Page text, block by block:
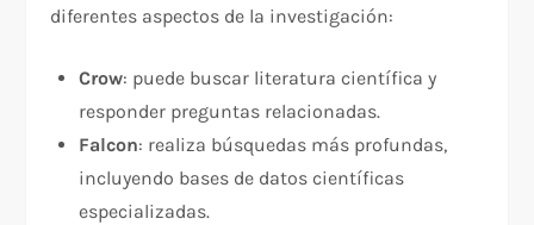
diferentes aspectos de la investigación:
Crow: puede buscar literatura científica y
responder preguntas relacionadas.
Falcon: realiza búsquedas más profundas,
incluyendo bases de datos científicas
especializadas.